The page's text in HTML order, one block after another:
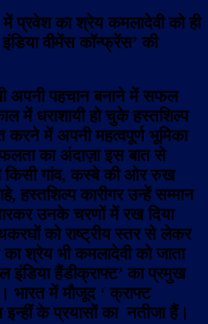
प्रवेश का श्रेय कमलादेवी को ही
वीमेंस कॉन्फ्रेंस’ की
अपनी पहचान बनाने में सफल
में धराशायी हो चुके हस्तशिल्प
करने में अपनी महत्वपूर्ण भूमिका
का अंदाज़ा इस बात से
किसी गांव, कस्बे की ओर रुख
हस्तशिल्प कारीगर उन्हें सम्मान
उनके चरणों में रख दिया
को राष्ट्रीय स्तर से लेकर
श्रेय भी कमलादेवी को जाता
हैंडीक्राफ्ट’ का प्रमुख
भारत में मौजूद ‘ क्राफ्ट
के प्रयासों का नतीजा हैं।